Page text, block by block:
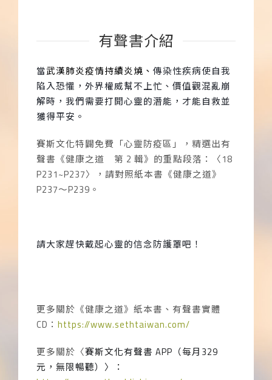
有聲書介紹
當武漢肺炎疫情持續炎燒、 傳染性疾病使自我
陷入恐懼，外界權威幫不上忙、價值觀混亂崩
解時，我們需要打開心靈的潛能，才能自救並
獲得平安。
賽斯文化特闢免費「心靈防疫區」，精選出有
聲書《健康之道 第 2 輯》的重點段落：〈18
P231~P237〉，請對照紙本書《健康之道》
P237～P239 。
請大家趕快戴起心靈的信念防護罩吧！
更多關於《健康之道》紙本書、有聲書實體
CD ： https://www.sethtaiwan.com/
更多關於〈賽斯文化有聲書 APP （每月 329
元，無限暢聽）〉：